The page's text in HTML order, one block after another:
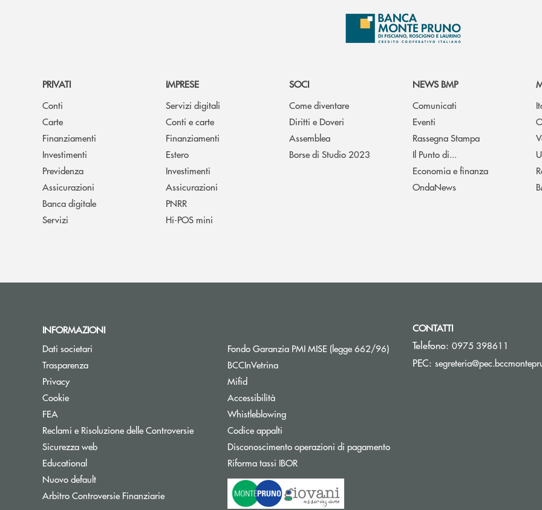
PRIVATI
Conti
Carte
Finanziamenti
Investimenti
Previdenza
Assicurazioni
Banca digitale
Servizi
IMPRESE
Servizi digitali
Conti e carte
Finanziamenti
Estero
Investimenti
Assicurazioni
PNRR
Hi-POS mini
SOCI
Come diventare
Diritti e Doveri
Assemblea
Borse di Studio 2023
NEWS BMP
Comunicati
Eventi
Rassegna Stampa
Il Punto di...
Economia e finanza
OndaNews
INFORMAZIONI
Dati societari
Trasparenza
Privacy
Cookie
FEA
Reclami e Risoluzione delle Controversie
Sicurezza web
Educational
Nuovo default
Arbitro Controversie FinanziarieApre una nuova finestra
Fondo Garanzia PMI MISE (legge 662/96)Apre una nuova finestra
BCCInVetrina
Mifid
Accessibilità
Whistleblowing
Codice appalti
Disconoscimento operazioni di pagamento
Riforma tassi IBORApre una nuova finestra
CONTATTI
Telefono: 0975 398611
PEC: